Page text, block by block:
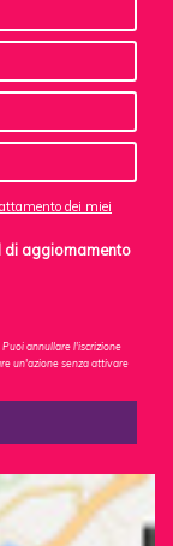
dei miei
di aggiornamento
annullare l'iscrizione
un'azione senza attivare